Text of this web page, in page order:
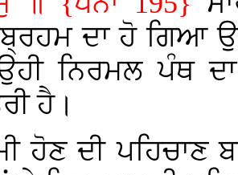
ਦਾ ਹੋ ਗਿਆ
ਨਿਰਮਲ ਪੰਥ
ਹੈ।
ਹੋਣ ਦੀ ਪਹਿਚਾਣ